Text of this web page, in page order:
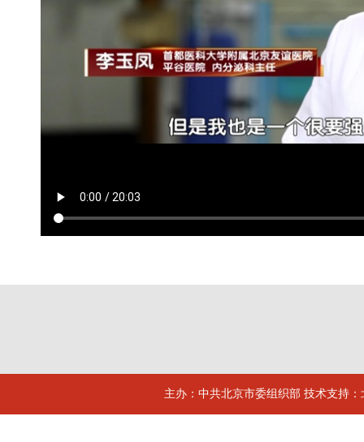
主办：中共北京市委组织部 技术支持